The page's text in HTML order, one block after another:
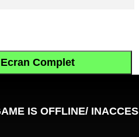
Complet